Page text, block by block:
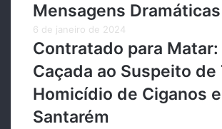
Mensagens Dramáticas
6 de janeiro de 2024
Contratado para Matar:
Caçada ao Suspeito de
Homicídio de Ciganos
Santarém